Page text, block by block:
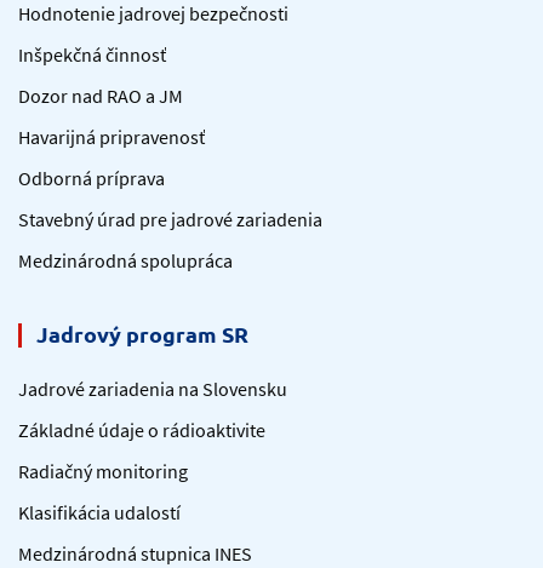
Hodnotenie jadrovej bezpečnosti
Inšpekčná činnosť
Dozor nad RAO a JM
Havarijná pripravenosť
Odborná príprava
Stavebný úrad pre jadrové zariadenia
Medzinárodná spolupráca
Jadrový program SR
Jadrové zariadenia na Slovensku
Základné údaje o rádioaktivite
Radiačný monitoring
Klasifikácia udalostí
Medzinárodná stupnica INES